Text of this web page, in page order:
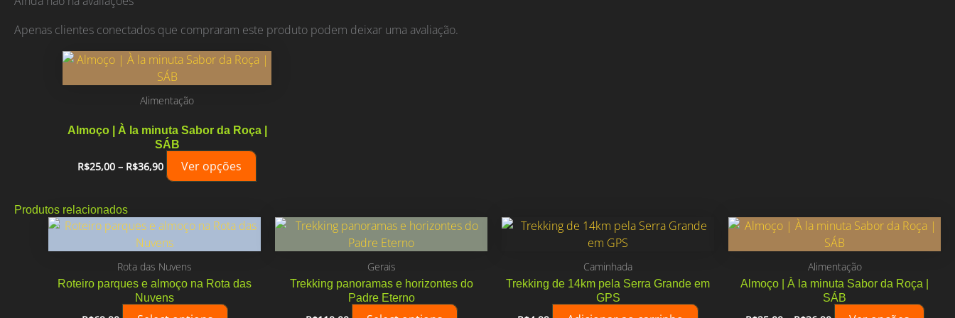
Apenas clientes conectados que compraram este produto podem deixar uma avaliação.
Alimentação
Almoço | À la minuta Sabor da Roça |
SÁB
R$25,00 – R$36,90Faixa
de
R$36,90
Ver opções
produto
várias
variantes.
As
podem
Produtos relacionados
Rota das Nuvens
Roteiro parques e almoço na Rota das
Nuvens
Gerais
Trekking panoramas e horizontes do
Padre Eterno
Caminhada
Trekking de 14km pela Serra Grande em
GPS
Alimentação
Almoço | À la minuta Sabor da Roça |
SÁB